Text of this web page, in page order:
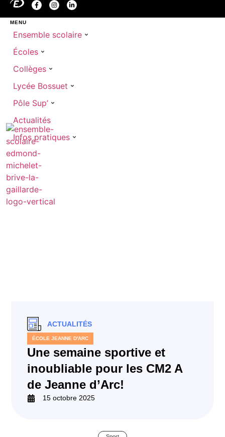
MENU
Ensemble scolaire
Écoles
Collèges
Lycée Bossuet
Pôle Sup’
Actualités
Infos pratiques
ACTUALITÉS
ÉCOLE JEANNE D'ARC
Une semaine sportive et
inoubliable pour les CM2 A
de Jeanne d’Arc!
15 octobre 2025